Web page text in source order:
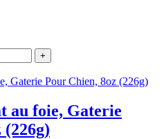
+
au foie, Gaterie